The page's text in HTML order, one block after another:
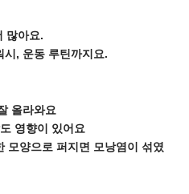
많아요.
시, 운동 루틴까지요.
올라와요
영향이 있어요
모양으로 퍼지면 모낭염이 섞였